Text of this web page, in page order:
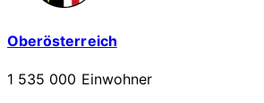
Oberösterreich
1 535 000 Einwohner